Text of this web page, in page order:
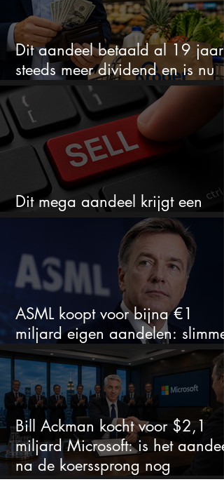
Dit aandeel betaald al 19 jaar
steeds meer dividend en is nu
goedkoop
Dit mega aandeel krijgt een
zeldzaam verkoopadvies
ASML koopt voor bijna €1
miljard eigen aandelen: slimme
zet of dure timing?
Bill Ackman kocht voor $2,1
miljard Microsoft: is het aandeel
na de koerssprong nog
aantrekkelijk?